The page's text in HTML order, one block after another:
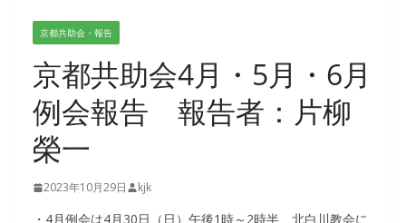
京都共助会・報告
京都共助会4月・5月・6月
例会報告 報告者：片柳
榮一
2023年10月29日 kjk
・4月例会は4月30日（日）午後1時～2時半、北白川教会に